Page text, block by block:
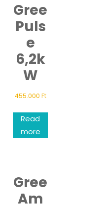
Gree
Puls
e
6,2k
W
455.000 Ft
Read
more
Gree
Am